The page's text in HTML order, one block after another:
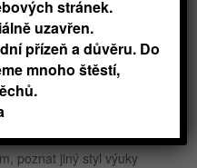
Před odletem
2022|
si vylepšit
poznat jiný styl výuky
stránek.
uzavřen.
přízeň a důvěru. Do
mnoho štěstí,